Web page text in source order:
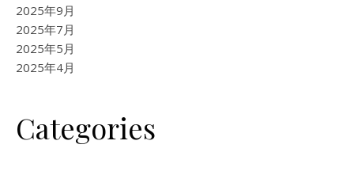
2025年9月
2025年7月
2025年5月
2025年4月
Categories